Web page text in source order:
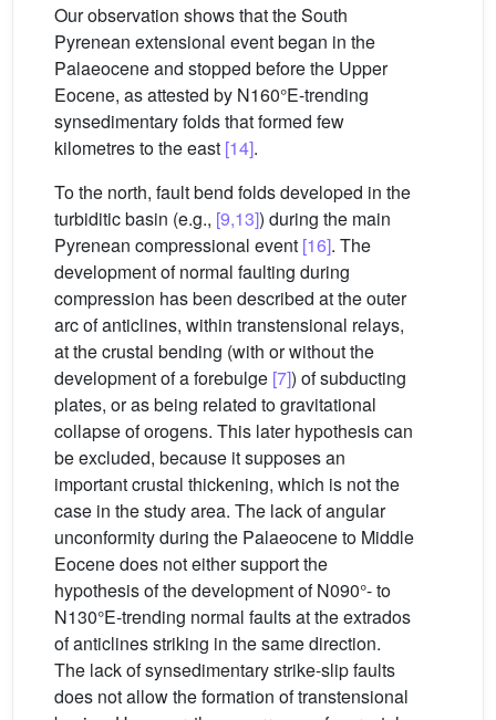
Our observation shows that the South
Pyrenean extensional event began in the
Palaeocene and stopped before the Upper
Eocene, as attested by N160°E-trending
synsedimentary folds that formed few
kilometres to the east [14].
To the north, fault bend folds developed in the
turbiditic basin (e.g., [9,13]) during the main
Pyrenean compressional event [16]. The
development of normal faulting during
compression has been described at the outer
arc of anticlines, within transtensional relays,
at the crustal bending (with or without the
development of a forebulge [7]) of subducting
plates, or as being related to gravitational
collapse of orogens. This later hypothesis can
be excluded, because it supposes an
important crustal thickening, which is not the
case in the study area. The lack of angular
unconformity during the Palaeocene to Middle
Eocene does not either support the
hypothesis of the development of N090°- to
N130°E-trending normal faults at the extrados
of anticlines striking in the same direction.
The lack of synsedimentary strike-slip faults
does not allow the formation of transtensional